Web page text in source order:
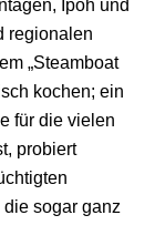
Ipoh und
regionalen
„Steamboat
kochen; ein
für die vielen
probiert
sogar ganz